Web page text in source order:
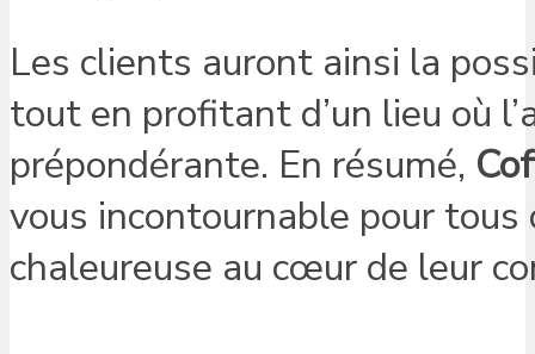
Les clients auront ainsi la
tout en profitant d’un lieu où
prépondérante. En résumé,
vous incontournable pour tous
chaleureuse au cœur de leur